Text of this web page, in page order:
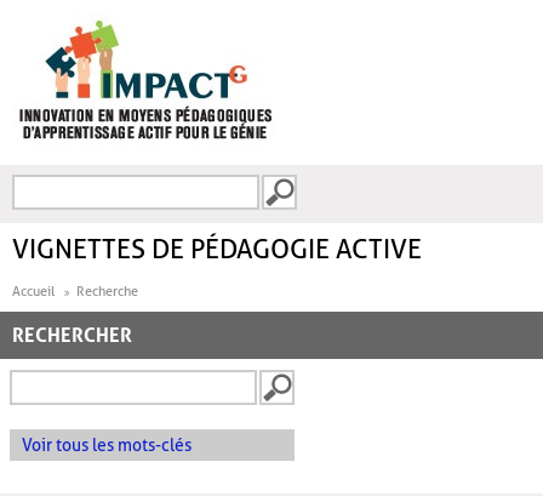
FORMULAIRE DE
VIGNETTES DE PÉDAGOGIE ACTIVE
Accueil Recherche
RECHERCHER
Voir tous les mots-clés